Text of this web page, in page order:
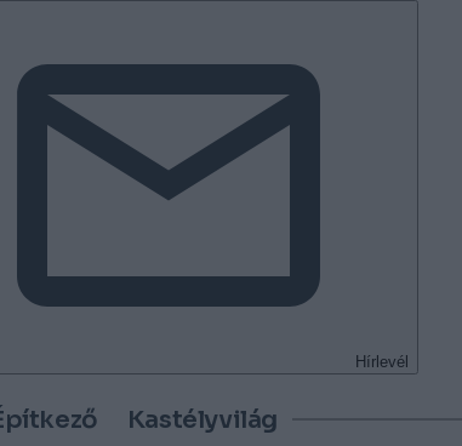
Hírlevél
Kastélyvilág